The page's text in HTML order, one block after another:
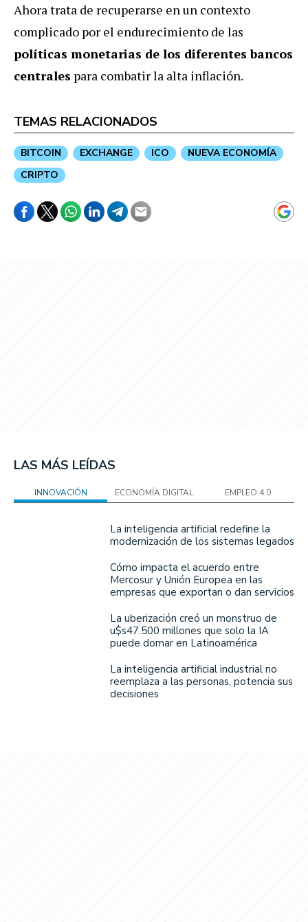
Ahora trata de recuperarse en un contexto
complicado por el endurecimiento de las
políticas monetarias de los diferentes bancos
centrales para combatir la alta inflación.
TEMAS RELACIONADOS
BITCOIN EXCHANGE ICO
NUEVA ECONOMÍA
CRIPTO
LAS MÁS LEÍDAS
INNOVACIÓN ECONOMÍA DIGITAL EMPLEO 4.0
La inteligencia artificial redefine la
modernización de los sistemas legados
Cómo impacta el acuerdo entre
Mercosur y Unión Europea en las
empresas que exportan o dan servicios
La uberización creó un monstruo de
u$s47.500 millones que solo la IA
puede domar en Latinoamérica
La inteligencia artificial industrial no
reemplaza a las personas, potencia sus
decisiones